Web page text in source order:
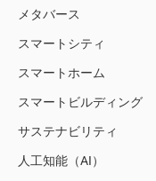
メタバース
スマートシティ
スマートホーム
スマートビルディング
サステナビリティ
人工知能（AI）